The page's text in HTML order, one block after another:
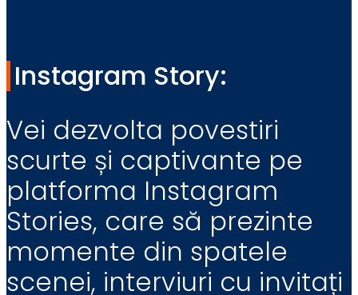
Instagram Story:
Vei dezvolta povestiri
scurte și captivante pe
platforma Instagram
Stories, care să prezinte
momente din spatele
scenei, interviuri cu invitați